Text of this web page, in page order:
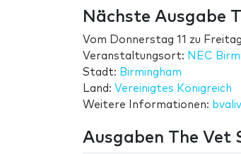
Nächste Ausgabe
Vom Donnerstag 11 zu
Veranstaltungsort: NEC
Stadt: Birmingham
Land: Vereinigtes Königreich
Weitere Informationen:
Ausgaben The Vet